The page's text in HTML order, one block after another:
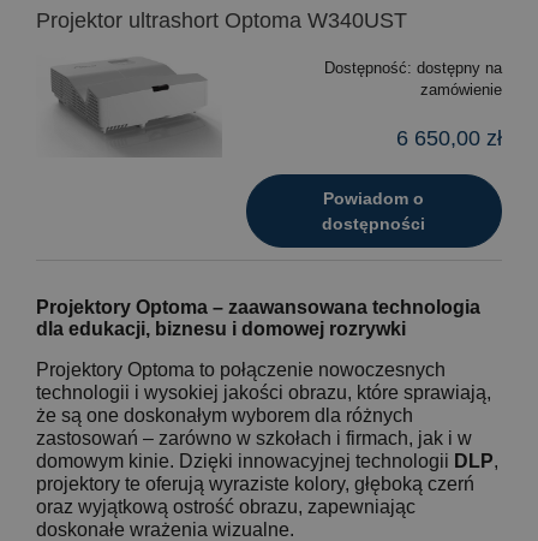
Projektor ultrashort Optoma W340UST
Dostępność: dostępny na
zamówienie
6 650,00 zł
Powiadom o
dostępności
Projektory Optoma – zaawansowana technologia
dla edukacji, biznesu i domowej rozrywki
Projektory Optoma to połączenie nowoczesnych
technologii i wysokiej jakości obrazu, które sprawiają,
że są one doskonałym wyborem dla różnych
zastosowań – zarówno w szkołach i firmach, jak i w
domowym kinie. Dzięki innowacyjnej technologii DLP,
projektory te oferują wyraziste kolory, głęboką czerń
oraz wyjątkową ostrość obrazu, zapewniając
doskonałe wrażenia wizualne.